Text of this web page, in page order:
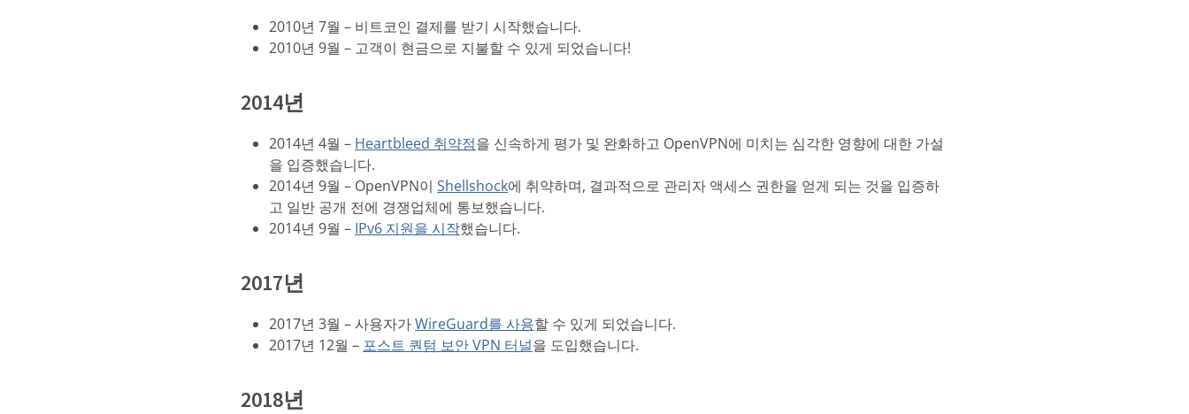
2010년 7월 – 비트코인 결제를 받기 시작했습니다.
2010년 9월 – 고객이 현금으로 지불할 수 있게 되었습니다!
2014년
2014년 4월 – Heartbleed 취약점을 신속하게 평가 및 완화하고 OpenVPN에 미치는 심각한 영향에 대한 가설
을 입증했습니다.
2014년 9월 – OpenVPN이 Shellshock에 취약하며, 결과적으로 관리자 액세스 권한을 얻게 되는 것을 입증하
고 일반 공개 전에 경쟁업체에 통보했습니다.
2014년 9월 – IPv6 지원을 시작했습니다.
2017년
2017년 3월 – 사용자가WireGuard를 사용할 수 있게 되었습니다.
2017년 12월 – 포스트 퀀텀 보안 VPN 터널을 도입했습니다.
2018년